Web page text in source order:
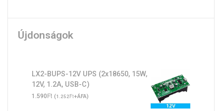
Újdonságok
LX2-BUPS-12V UPS (2x18650, 15W,
12V, 1.2A, USB-C)
1.590Ft (1.252Ft+ÁFA)